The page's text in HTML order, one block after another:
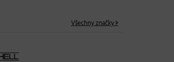
Všechny značky